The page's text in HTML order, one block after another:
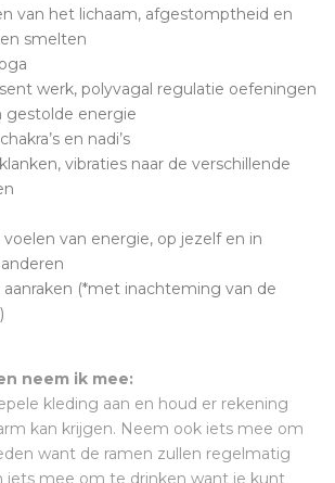
van het lichaam, afgestomptheid en
smelten
werk, polyvagal regulatie oefeningen
gestolde energie
en nadi’s
vibraties naar de verschillende
van energie, op jezelf en in
(*met inachteming van de
neem ik mee:
kleding aan en houd er rekening
kan krijgen. Neem ook iets mee om
want de ramen zullen regelmatig
iets mee om te drinken want je kunt